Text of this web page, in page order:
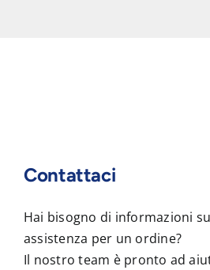
Contattaci
Hai bisogno di informazioni
assistenza per un ordine?
Il nostro team è pronto ad